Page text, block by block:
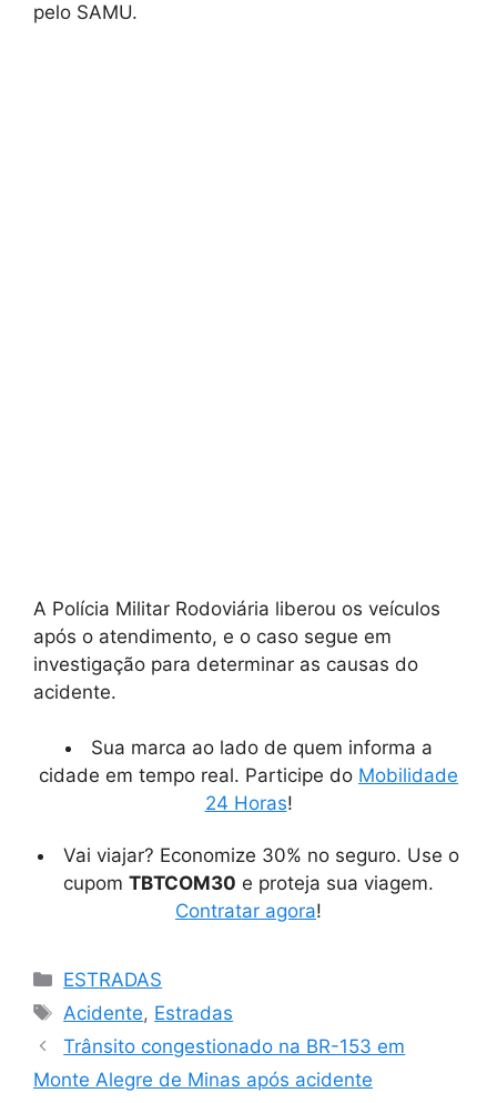
pelo SAMU.
A Polícia Militar Rodoviária liberou os veículos
após o atendimento, e o caso segue em
investigação para determinar as causas do
acidente.
Sua marca ao lado de quem informa a
cidade em tempo real. Participe do Mobilidade
24 Horas!
Vai viajar? Economize 30% no seguro. Use o
cupom TBTCOM30 e proteja sua viagem.
Contratar agora!
Categorias
ESTRADAS
Tags
Acidente, Estradas
Trânsito congestionado na BR-153 em
Monte Alegre de Minas após acidente